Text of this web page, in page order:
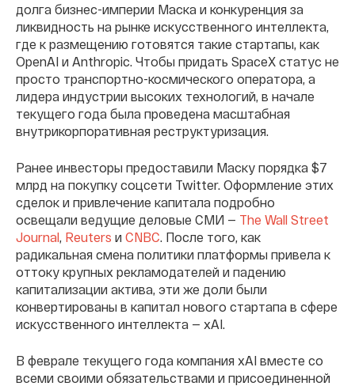
долга бизнес-империи Маска и конкуренция за
ликвидность на рынке искусственного интеллекта,
где к размещению готовятся такие стартапы, как
OpenAI и Anthropic. Чтобы придать SpaceX статус не
просто транспортно-космического оператора, а
лидера индустрии высоких технологий, в начале
текущего года была проведена масштабная
внутрикорпоративная реструктуризация.
Ранее инвесторы предоставили Маску порядка $7
млрд на покупку соцсети Twitter. Оформление этих
сделок и привлечение капитала подробно
освещали ведущие деловые СМИ — The Wall Street
Journal, Reuters и CNBC. После того, как
радикальная смена политики платформы привела к
оттоку крупных рекламодателей и падению
капитализации актива, эти же доли были
конвертированы в капитал нового стартапа в сфере
искусственного интеллекта — xAI.
В феврале текущего года компания xAI вместе со
всеми своими обязательствами и присоединенной